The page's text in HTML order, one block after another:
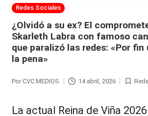
s,
T
V
y
R
Publicada
Redes Sociales
¿Olvidó a su ex? El
Skarleth Labra con famoso
que paralizó las redes: «Por fin
la pena»
Por CVC MEDIOS 14 abril, 2026
Publicada
La actual Reina de Viña